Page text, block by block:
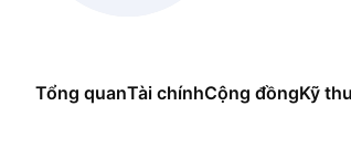
Tổng quanTài chínhCộng đồngKỹ